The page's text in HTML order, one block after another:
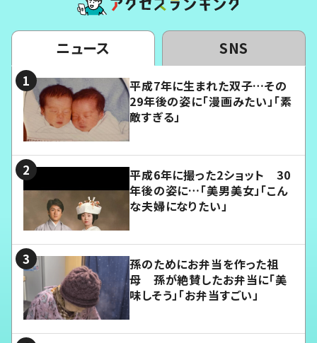
ニュース SNS
平成7年に生まれた双子…その
29年後の姿に「漫画みたい」「素
敵すぎる」
平成6年に撮った2ショット 30
年後の姿に…「美男美女」「こん
な夫婦になりたい」
孫のためにお弁当を作った祖
母 孫が絶賛したお弁当に「美
味しそう」「お弁当すごい」